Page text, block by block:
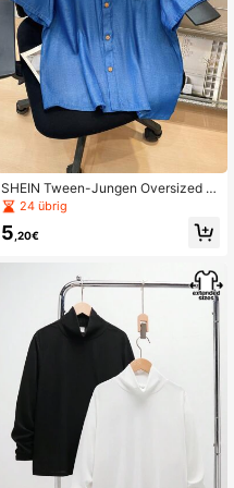
SHEIN Tween-Jungen Oversized L
ässiges Denim-Effekt Kurzarm Hem
d mit Kragen und Knopfleiste
24 übrig
5 ,20€